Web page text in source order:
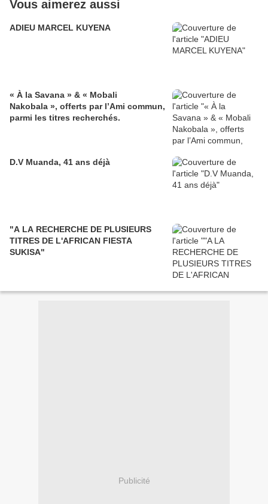
Vous aimerez aussi
ADIEU MARCEL KUYENA
« À la Savana » & « Mobali
Nakobala », offerts par l’Ami commun,
parmi les titres recherchés.
D.V Muanda, 41 ans déjà
"A LA RECHERCHE DE PLUSIEURS
TITRES DE L'AFRICAN FIESTA
SUKISA"
Publicité